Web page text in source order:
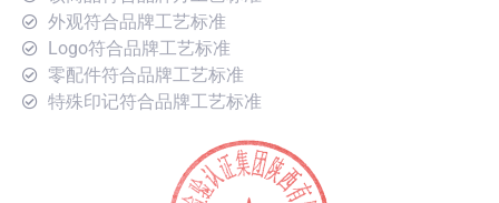
外观符合品牌工艺标准
Logo符合品牌工艺标准
零配件符合品牌工艺标准
特殊印记符合品牌工艺标准